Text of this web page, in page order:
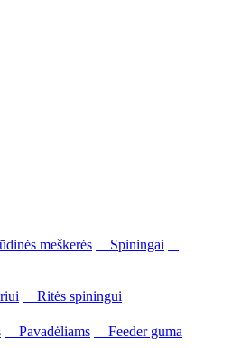
meškerės
Spiningai
Ritės spiningui
Pavadėliams
Feeder guma